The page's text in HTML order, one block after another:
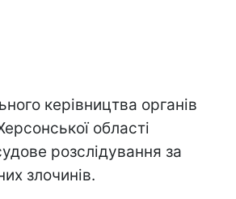
керівництва органів
області
розслідування за
злочинів.